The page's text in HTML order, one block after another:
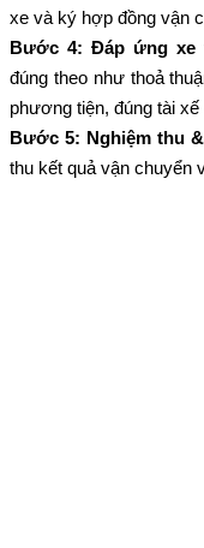
xe và ký hợp đồng vận
Bước 4: Đáp ứng xe
đúng theo như thoả
phương tiện, đúng tài
Bước 5: Nghiệm thu
thu kết quả vận chuyển